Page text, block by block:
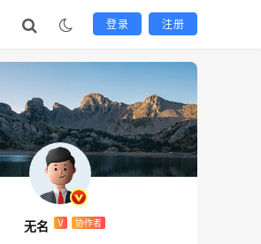
登录 注册
无名 V 协作者